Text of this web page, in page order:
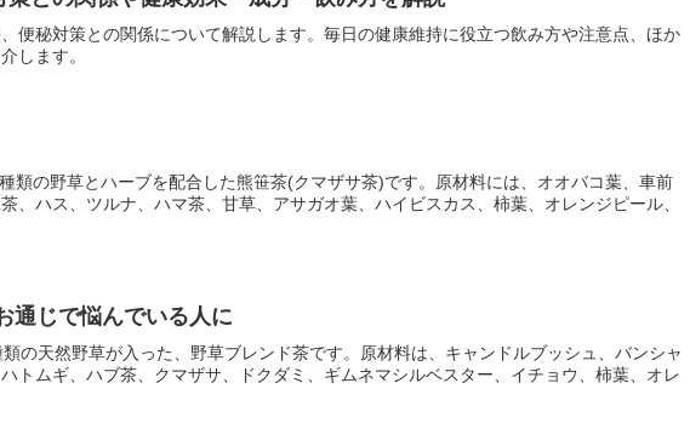
便秘対策との関係について解説します。毎日の健康維持に役立つ飲み方や注意点、ほか
します。
類の野草とハーブを配合した熊笹茶(クマザサ茶)です。原材料には、オオバコ葉、車前
、ハス、ツルナ、ハマ茶、甘草、アサガオ葉、ハイビスカス、柿葉、オレンジピール、
通じで悩んでいる人に
の天然野草が入った、野草ブレンド茶です。原材料は、キャンドルブッシュ、バンシャ
トムギ、ハブ茶、クマザサ、ドクダミ、ギムネマシルベスター、イチョウ、柿葉、オレ